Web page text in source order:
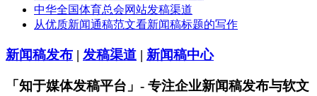
中华全国体育总会网站发稿渠道
从优质新闻通稿范文看新闻稿标题的写作
新闻稿发布 | 发稿渠道 | 新闻稿中心
「知于媒体发稿平台」- 专注企业新闻稿发布与软文